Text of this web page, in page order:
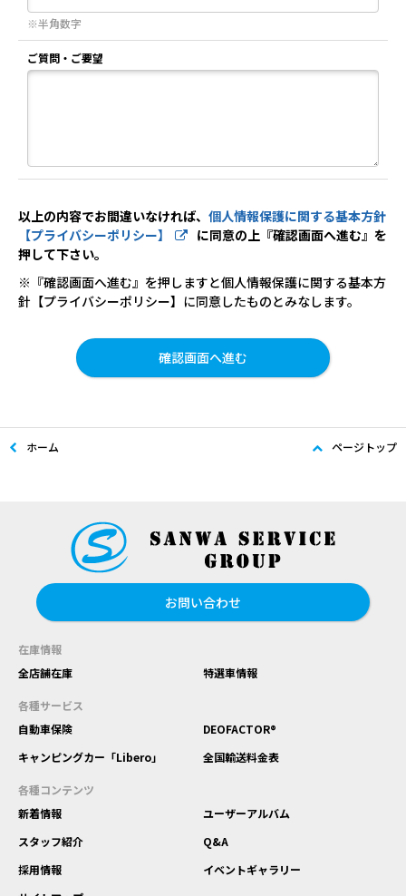
※半角数字
ご質問・ご要望
以上の内容でお間違いなければ、 個人情報保護に関する基本方針
【プライバシーポリシー】
に同意の上『確認画面へ進む』を
押して下さい。
※『確認画面へ進む』を押しますと個人情報保護に関する基本方
針【プライバシーポリシー】に同意したものとみなします。
ホーム ページトップ
お問い合わせ
在庫情報
全店舗在庫
特選車情報
各種サービス
自動車保険
DEOFACTOR®
キャンピングカー「Libero」
全国輸送料金表
各種コンテンツ
新着情報
ユーザーアルバム
スタッフ紹介
Q&A
採用情報
イベントギャラリー